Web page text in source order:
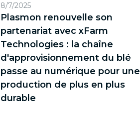
8/7/2025
Plasmon renouvelle son
partenariat avec xFarm
Technologies : la chaîne
d'approvisionnement du blé
passe au numérique pour une
production de plus en plus
durable